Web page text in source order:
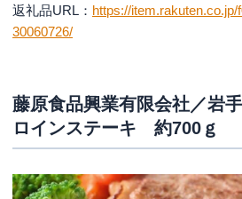
返礼品URL： https://
30060726/
藤原食品興業有限会社／岩
ロインステーキ 約700ｇ